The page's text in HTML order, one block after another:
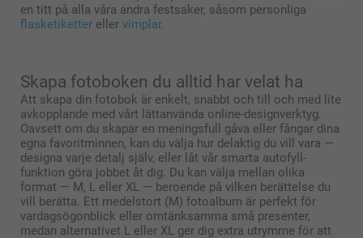
en titt på alla våra andra festsaker, såsom personliga
flasketiketter eller vimplar.
Skapa fotoboken du alltid har velat ha
Att skapa din fotobok är enkelt, snabbt och till och med lite
avkopplande med vårt lättanvända online-designverktyg.
Oavsett om du skapar en meningsfull gåva eller fångar dina
egna favoritminnen, kan du välja hur delaktig du vill vara —
designa varje detalj själv, eller låt vår smarta autofyll-
funktion göra jobbet åt dig. Du kan välja mellan olika
format — M, L eller XL — beroende på vilken berättelse du
vill berätta. Ett medelstort (M) fotoalbum är perfekt för
vardagsögonblick eller omtänksamma små presenter,
medan alternativet L eller XL ger dig extra utrymme för att